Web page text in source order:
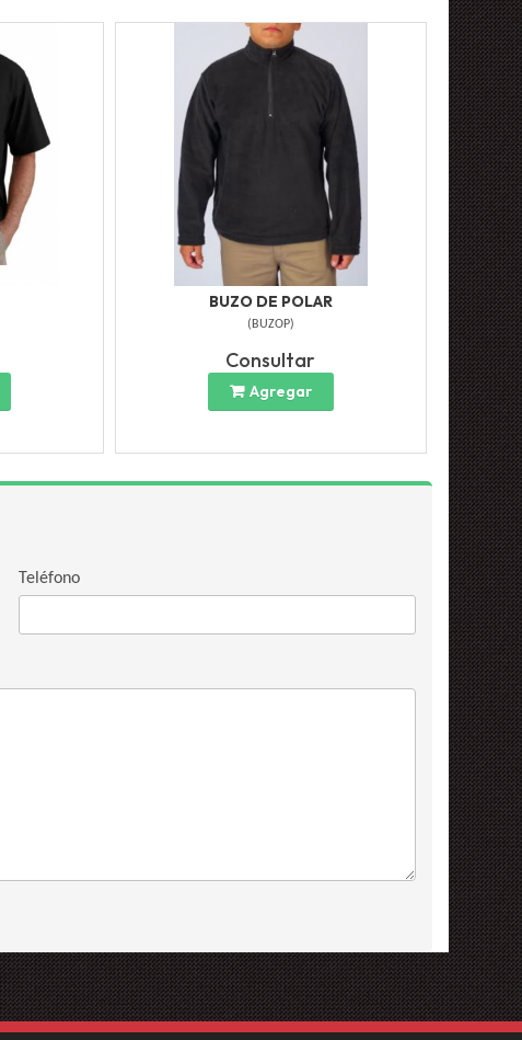
BUZO DE POLAR
( BUZOP)
Consultar
Agregar
Teléfono